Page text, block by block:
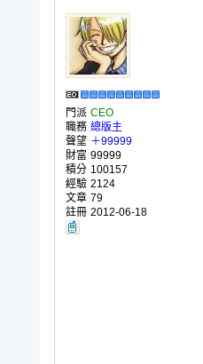
門派 CEO
職務 總版主
聲望 ＋99999
財富 99999
積分 100157
經驗 2124
文章 79
註冊 2012-06-18